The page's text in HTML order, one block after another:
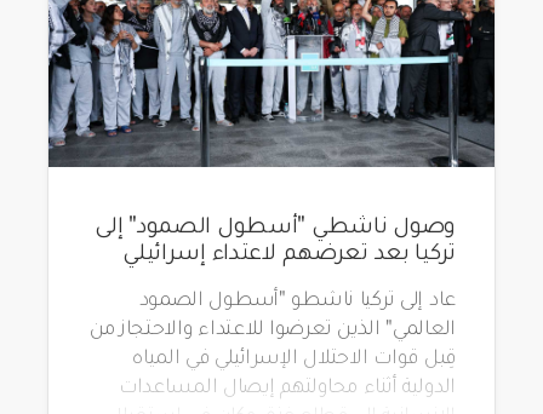
وصول ناشطي "أسطول الصمود" إلى
تركيا بعد تعرضهم لاعتداء إسرائيلي
عاد إلى تركيا ناشطو "أسطول الصمود
العالمي" الذين تعرضوا للاعتداء والاحتجاز من
قِبل قوات الاحتلال الإسرائيلي في المياه
الدولية أثناء محاولتهم إيصال المساعدات